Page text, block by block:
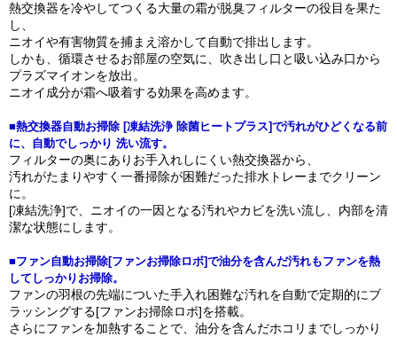
熱交換器を冷やしてつくる大量の霜が脱臭フィルターの役目を果た
し、
ニオイや有害物質を捕まえ溶かして自動で排出します。
しかも、循環させるお部屋の空気に、吹き出し口と吸い込み口から
プラズマイオンを放出。
ニオイ成分が霜へ吸着する効果を高めます。
■熱交換器自動お掃除 [凍結洗浄 除菌ヒートプラス]で汚れがひどくなる前
に、自動でしっかり 洗い流す。
フィルターの奥にありお手入れしにくい熱交換器から、
汚れがたまりやすく一番掃除が困難だった排水トレーまでクリーン
に。
[凍結洗浄]で、ニオイの一因となる汚れやカビを洗い流し、内部を清
潔な状態にします。
■ファン自動お掃除[ファンお掃除ロボ]で油分を含んだ汚れもファンを熱
してしっかりお掃除。
ファンの羽根の先端についた手入れ困難な汚れを自動で定期的にブ
ラッシングする[ファンお掃除ロボ]を搭載。
さらにファンを加熱することで、油分を含んだホコリまでしっかり